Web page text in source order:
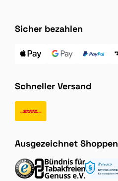
Sicher bezahlen
Schneller Versand
Ausgezeichnet Shoppen